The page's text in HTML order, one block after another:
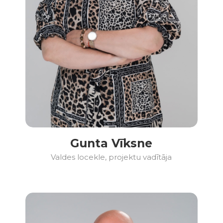
Gunta Vīksne
Valdes locekle, projektu vadītāja